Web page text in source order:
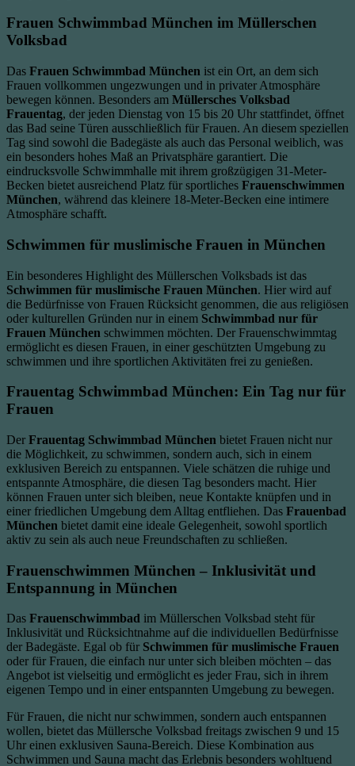
Frauen Schwimmbad München im Müllerschen
Volksbad
Das Frauen Schwimmbad München ist ein Ort, an dem sich
Frauen vollkommen ungezwungen und in privater Atmosphäre
bewegen können. Besonders am Müllersches Volksbad
Frauentag, der jeden Dienstag von 15 bis 20 Uhr stattfindet, öffnet
das Bad seine Türen ausschließlich für Frauen. An diesem speziellen
Tag sind sowohl die Badegäste als auch das Personal weiblich, was
ein besonders hohes Maß an Privatsphäre garantiert. Die
eindrucksvolle Schwimmhalle mit ihrem großzügigen 31-Meter-
Becken bietet ausreichend Platz für sportliches Frauenschwimmen
München, während das kleinere 18-Meter-Becken eine intimere
Atmosphäre schafft.
Schwimmen für muslimische Frauen in München
Ein besonderes Highlight des Müllerschen Volksbads ist das
Schwimmen für muslimische Frauen München. Hier wird auf
die Bedürfnisse von Frauen Rücksicht genommen, die aus religiösen
oder kulturellen Gründen nur in einem Schwimmbad nur für
Frauen München schwimmen möchten. Der Frauenschwimmtag
ermöglicht es diesen Frauen, in einer geschützten Umgebung zu
schwimmen und ihre sportlichen Aktivitäten frei zu genießen.
Frauentag Schwimmbad München: Ein Tag nur für
Frauen
Der Frauentag Schwimmbad München bietet Frauen nicht nur
die Möglichkeit, zu schwimmen, sondern auch, sich in einem
exklusiven Bereich zu entspannen. Viele schätzen die ruhige und
entspannte Atmosphäre, die diesen Tag besonders macht. Hier
können Frauen unter sich bleiben, neue Kontakte knüpfen und in
einer friedlichen Umgebung dem Alltag entfliehen. Das Frauenbad
München bietet damit eine ideale Gelegenheit, sowohl sportlich
aktiv zu sein als auch neue Freundschaften zu schließen.
Frauenschwimmen München – Inklusivität und
Entspannung in München
Das Frauenschwimmbad im Müllerschen Volksbad steht für
Inklusivität und Rücksichtnahme auf die individuellen Bedürfnisse
der Badegäste. Egal ob für Schwimmen für muslimische Frauen
oder für Frauen, die einfach nur unter sich bleiben möchten – das
Angebot ist vielseitig und ermöglicht es jeder Frau, sich in ihrem
eigenen Tempo und in einer entspannten Umgebung zu bewegen.
Für Frauen, die nicht nur schwimmen, sondern auch entspannen
wollen, bietet das Müllersche Volksbad freitags zwischen 9 und 15
Uhr einen exklusiven Sauna-Bereich. Diese Kombination aus
Schwimmen und Sauna macht das Erlebnis besonders wohltuend